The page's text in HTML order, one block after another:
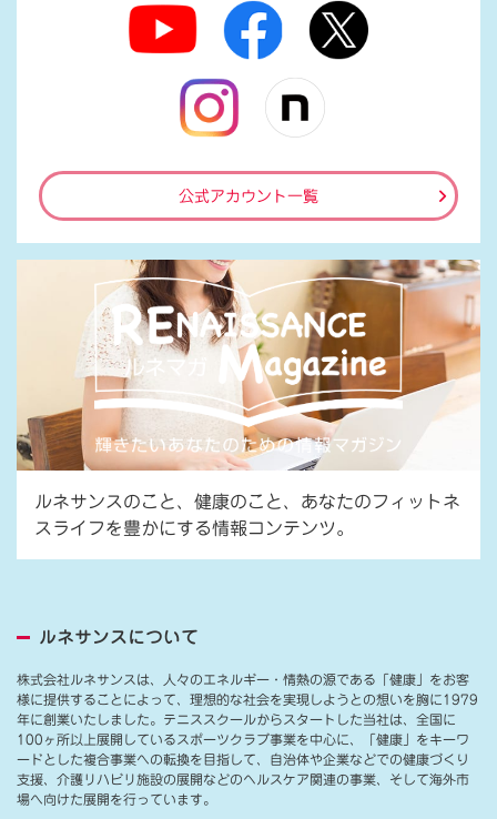
公式アカウント一覧
ルネサンスのこと、健康のこと、あなたのフィットネ
スライフを豊かにする情報コンテンツ。
ルネサンスについて
株式会社ルネサンスは、人々のエネルギー・情熱の源である「健康」をお客
様に提供することによって、理想的な社会を実現しようとの想いを胸に1979
年に創業いたしました。テニススクールからスタートした当社は、全国に
100ヶ所以上展開しているスポーツクラブ事業を中心に、「健康」をキーワ
ードとした複合事業への転換を目指して、自治体や企業などでの健康づくり
支援、介護リハビリ施設の展開などのヘルスケア関連の事業、そして海外市
場へ向けた展開を行っています。